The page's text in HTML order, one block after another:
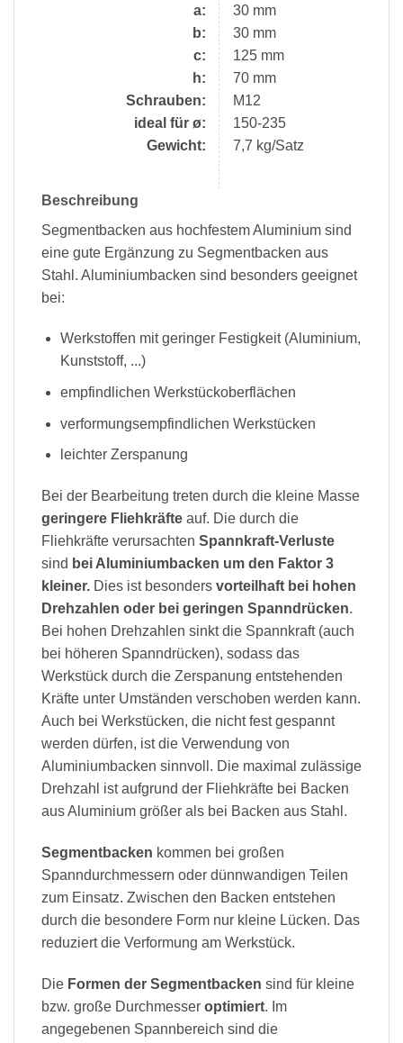
a:
b:
c:
h:
Schrauben:
ideal für ø:
Gewicht:
30 mm
30 mm
125 mm
70 mm
M12
150-235
7,7 kg/Satz
Beschreibung
Segmentbacken aus hochfestem Aluminium sind
eine gute Ergänzung zu Segmentbacken aus
Stahl. Aluminiumbacken sind besonders geeignet
bei:
Werkstoffen mit geringer Festigkeit (Aluminium,
Kunststoff, ...)
empfindlichen Werkstückoberflächen
verformungsempfindlichen Werkstücken
leichter Zerspanung
Bei der Bearbeitung treten durch die kleine Masse
geringere Fliehkräfte auf. Die durch die
Fliehkräfte verursachten Spannkraft-Verluste
sind bei Aluminiumbacken um den Faktor 3
kleiner. Dies ist besonders vorteilhaft bei hohen
Drehzahlen oder bei geringen Spanndrücken.
Bei hohen Drehzahlen sinkt die Spannkraft (auch
bei höheren Spanndrücken), sodass das
Werkstück durch die Zerspanung entstehenden
Kräfte unter Umständen verschoben werden kann.
Auch bei Werkstücken, die nicht fest gespannt
werden dürfen, ist die Verwendung von
Aluminiumbacken sinnvoll. Die maximal zulässige
Drehzahl ist aufgrund der Fliehkräfte bei Backen
aus Aluminium größer als bei Backen aus Stahl.
Segmentbacken kommen bei großen
Spanndurchmessern oder dünnwandigen Teilen
zum Einsatz. Zwischen den Backen entstehen
durch die besondere Form nur kleine Lücken. Das
reduziert die Verformung am Werkstück.
Die Formen der Segmentbacken sind für kleine
bzw. große Durchmesser optimiert. Im
angegebenen Spannbereich sind die